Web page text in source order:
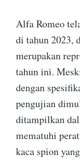
Alfa Romeo
di tahun 2023,
merupakan
tahun ini.
dengan
pengujian
ditampilkan
mematuhi
kaca spion